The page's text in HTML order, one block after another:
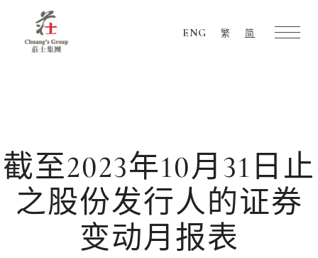
ENG 繁 简
截至2023年10月31日止
之股份发行人的证券
变动月报表